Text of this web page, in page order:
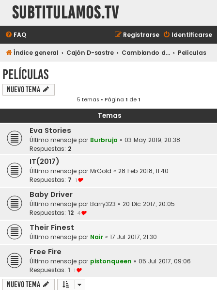
subtitulamos.tv
FAQ Identificarse
Registrarse
Índice general Cajón D-sastre Cambiando de tema... Películas
Películas
Nuevo Tema
5 temas • Página 1 de1
Temas
Eva Stories
Último mensaje por Burbruja « 03 May 2019, 20:38
Respuestas: 2
IT(2017)
Último mensaje por MrGold « 28 Feb 2018, 11:40
Respuestas: 7 1
Baby Driver
Último mensaje por Barry323 « 20 Dic 2017, 20:05
Respuestas: 12 4
Their Finest
Último mensaje por Naír « 17 Jul 2017, 21:30
Free Fire
Último mensaje por pistonqueen « 05 Jul 2017, 09:06
Respuestas: 1 1
Nuevo Tema